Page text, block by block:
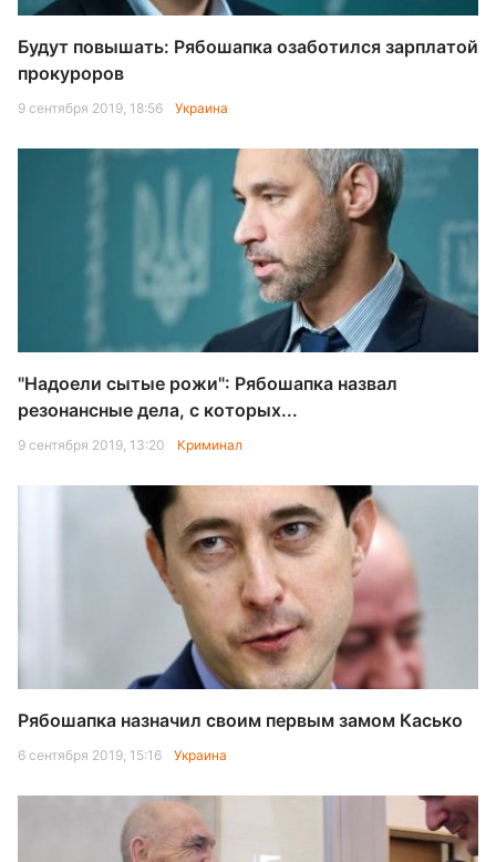
Будут повышать: Рябошапка озаботился зарплатой
прокуроров
9 сентября 2019, 18:56 Украина
"Надоели сытые рожи": Рябошапка назвал
резонансные дела, с которых...
9 сентября 2019, 13:20 Криминал
Рябошапка назначил своим первым замом Касько
6 сентября 2019, 15:16 Украина